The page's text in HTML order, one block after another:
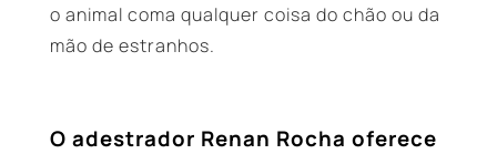
o animal coma qualquer coisa do chão ou da
mão de estranhos.
O adestrador Renan Rocha oferece